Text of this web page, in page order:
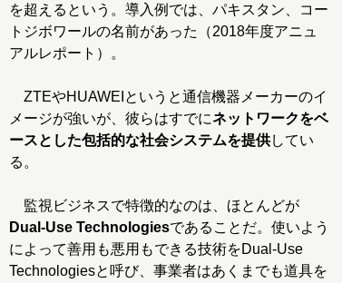
を超えるという。導入例では、パキスタン、コー
トジボワールの名前があった（2018年度アニュ
アルレポート）。
ZTEやHUAWEIというと通信機器メーカーのイ
メージが強いが、彼らはすでにネットワークをベ
ースとした包括的な社会システムを提供してい
る。
監視ビジネスで特徴的なのは、ほとんどが
Dual-Use Technologiesであることだ。使いよう
によって善用も悪用もできる技術をDual-Use
Technologiesと呼び、事業者はあくまでも道具を